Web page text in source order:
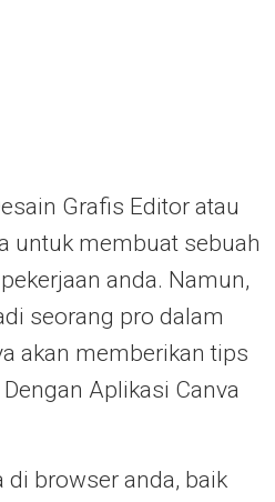
Grafis Editor atau
untuk membuat sebuah
anda. Namun,
seorang pro dalam
akan memberikan tips
Aplikasi Canva
di browser anda, baik